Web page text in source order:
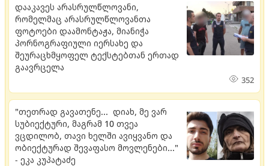
დააკავეს არასრულწლოვანი,
რომელმაც არასრულწლოვანთა
ფოტოები დაამონტაჟა, მიანიჭა
პორნოგრაფიული იერსახე და
შეურაცხმყოფელ ტექსტებთან ერთად
გაავრცელა
352
"თეთრად გავათენე... დიახ, მე ვარ
სუბიექტური, მაგრამ 10 თვეა
ვცდილობ, თავი ხელში ავიყვანო და
ობიექტურად შევაფასო მოვლენები..."
- ეკა კუპატაძე